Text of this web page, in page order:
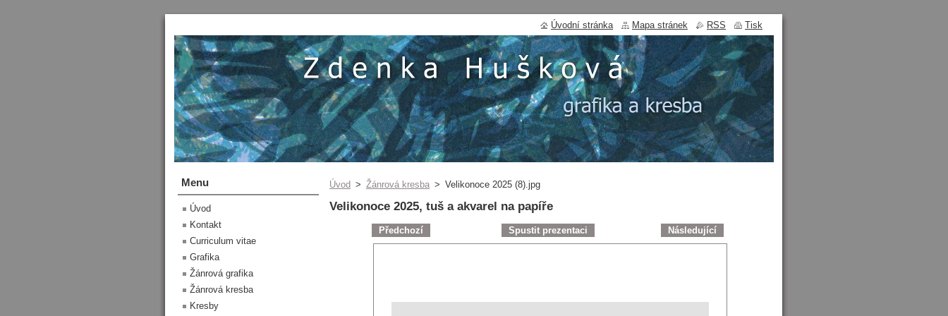
Úvod > Žánrová kresba > Velikonoce 2025 (8).jpg
Velikonoce 2025, tuš a akvarel na papíře
Předchozí Spustit prezentaci Následující
Menu
Úvod
Kontakt
Curriculum vitae
Grafika
Žánrová grafika
Žánrová kresba
Kresby
Úvodní stránka Mapa stránek RSS Tisk